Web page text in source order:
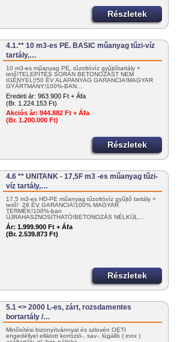
Részletek
4.1.** 10 m3-es PE. BASIC műanyag tűzi-víz
tartály,…
10 m3-es műanyag PE. tűzoltóvíz gyűjtőtartály +
tető!TELEPÍTÉS SORÁN BETONOZÁST NEM
IGÉNYEL!!50 ÉV ALAPANYAG GARANCIA!MAGYAR
GYÁRTMÁNY!100%-BAN…
Eredeti ár: 963.900 Ft + Áfa
(Br. 1.224.153 Ft)
Akciós ár: 944.882 Ft + Áfa
(Br. 1.200.000 Ft)
Részletek
4.6 ** UNITANK - 17,5F m3 -es műanyag tűzi-
víz tartály,…
17,5 m3-es HD-PE műanyag tűzoltóvíz gyűjtő tartály +
tető! 26 ÉV GARANCIA!100% MAGYAR
TERMÉK!100%-ban
ÚJRAHASZNOSÍTHATÓ!BETONOZÁS NÉLKÜL…
Ár: 1.999.900 Ft + Áfa
(Br. 2.539.873 Ft)
Részletek
5.1 <> 2000 L-es, zárt, rozsdamentes
bortartály /…
Minősítési bizonyítvánnyal és szlovén OÉTI
engedéllyel ellátott korrózió-, sav-, lúgálló ( inox )